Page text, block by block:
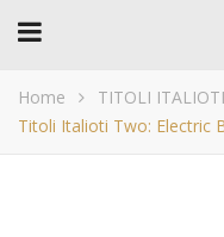
Home
TITOLI ITALIOTI
Titoli Italioti Two: Electric